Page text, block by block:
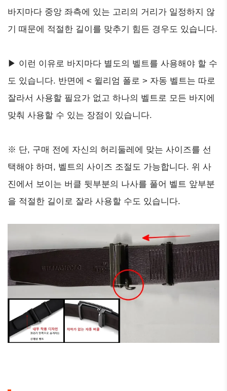
바지마다 중앙 좌측에 있는 고리의 거리가 일정하지 않
기 때문에 적절한 길이를 맞추기 힘든 경우도 있습니다.
▶ 이런 이유로 바지마다 별도의 벨트를 사용해야 할 수
도 있습니다. 반면에 < 윌리엄 폴로 > 자동 벨트는 따로
잘라서 사용할 필요가 없고 하나의 벨트로 모든 바지에
맞춰 사용할 수 있는 장점이 있습니다.
※ 단, 구매 전에 자신의 허리둘레에 맞는 사이즈를 선
택해야 하며, 벨트의 사이즈 조절도 가능합니다. 위 사
진에서 보이는 버클 뒷부분의 나사를 풀어 벨트 앞부분
을 적절한 길이로 잘라 사용할 수도 있습니다.